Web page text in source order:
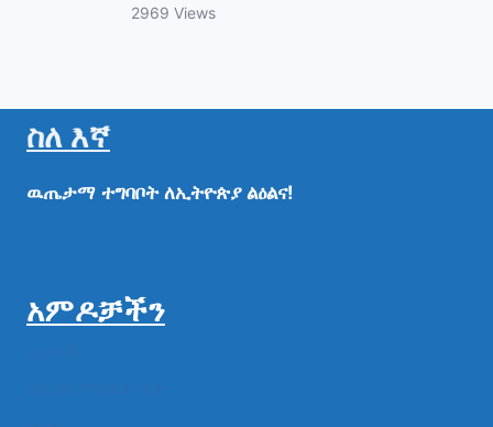
2969 Views
ስለ እኛ
ዉጤታማ ተግባቦት ለኢትዮጵያ ልዕልና!
አምዶቻችን